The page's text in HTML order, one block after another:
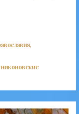
,
никоновские